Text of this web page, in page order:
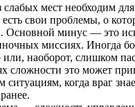
мест необходим
свои проблемы, о
Основной минус — это
миссиях. Иногда
или, наоборот, слишком
сложности это может
ситуациям, когда враг